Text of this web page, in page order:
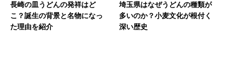
長崎の皿うどんの発祥はど
こ？誕生の背景と名物になっ
た理由を紹介
埼玉県はなぜうどんの種類が
多いのか？小麦文化が根付く
深い歴史